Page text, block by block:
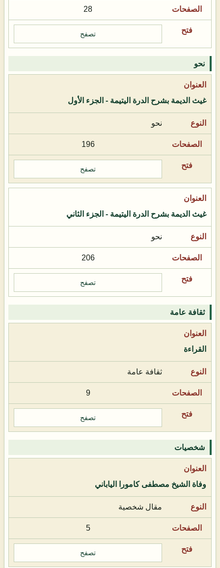
28
تصفح
نحو
غيث الديمة بشرح الدرة اليتيمة - الجزء الأول
نحو
196
تصفح
غيث الديمة بشرح الدرة اليتيمة - الجزء الثاني
نحو
206
تصفح
ثقافة عامة
القراءة
ثقافة عامة
9
تصفح
شخصيات
وفاة الشيخ مصطفى كامورا الياباني
مقال شخصية
5
تصفح